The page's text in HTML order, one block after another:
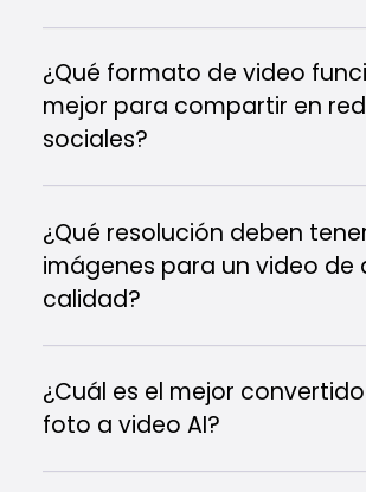
¿Qué formato de video
mejor para compartir en
sociales?
¿Qué resolución deben
imágenes para un video de
calidad?
¿Cuál es el mejor
foto a video AI?